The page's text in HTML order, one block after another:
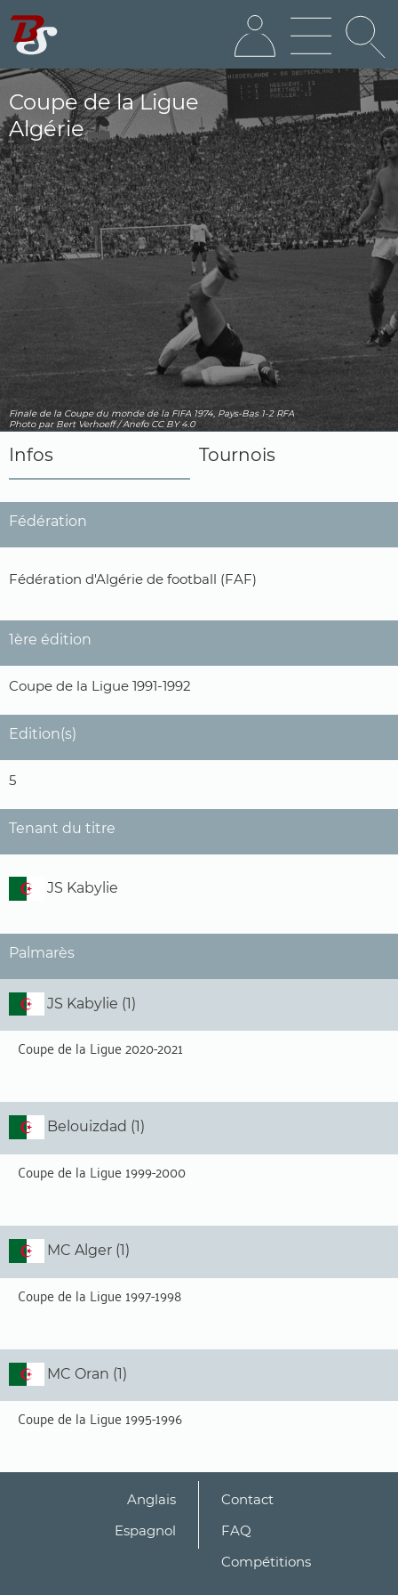
Coupe de la Ligue
Algérie
Finale de la Coupe du monde de la FIFA 1974, Pays-Bas 1-2 RFA
Photopar Bert Verhoeff / Anefo CC BY 4.0
Infos Tournois
Fédération
Fédération d'Algérie de football (FAF)
1ère édition
Coupe de la Ligue 1991-1992
Edition(s)
5
Tenant du titre
JS Kabylie
Palmarès
JS Kabylie (1)
Coupe de la Ligue 2020-2021
Belouizdad (1)
Coupe de la Ligue 1999-2000
MC Alger (1)
Coupe de la Ligue 1997-1998
MC Oran (1)
Coupe de la Ligue 1995-1996
Anglais
Espagnol
Contact
FAQ
Compétitions